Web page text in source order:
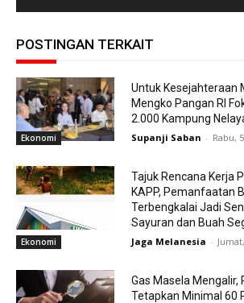
POSTINGAN TERKAIT
Ekonomi
Untuk Kesejahteraan
Mengko Pangan RI
2.000 Kampung
Supanji Saban - Rabu,
Ekonomi
Tajuk Rencana Kerja
KAPP, Pemanfaatan
Terbengkalai Jadi
Sayuran dan Buah
Jaga Melanesia -
Gas Masela Mengalir,
Tetapkan Minimal 60